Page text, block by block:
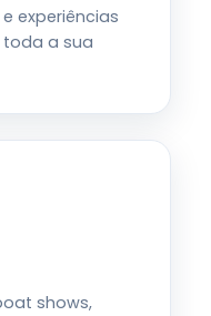
experiências
a sua
shows,